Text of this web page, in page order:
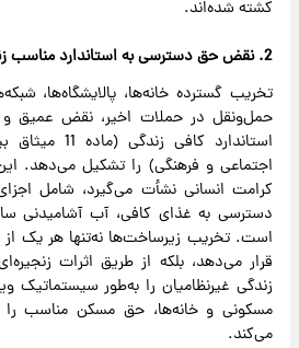
کشته شده‌اند.
2. نقض حق دسترسی به استاندارد مناسب زندگی
تخریب گسترده خانه‌ها، پالایشگاه‌ها،
حمل‌ونقل در حملات اخیر، نقض عمیق و
استاندارد
اجتماعی و فرهنگی) را تشکیل می‌دهد.
کرامت انسانی نشأت می‌گیرد، شامل
دسترسی به غذای کافی، آب آشامیدنی
است. تخریب زیرساخت‌ها نه‌تنها هر یک از
قرار می‌دهد، بلکه از طریق اثرات
زندگی غیرنظامیان را به‌طور سیستماتیک
مسکونی و خانه‌ها، حق مسکن مناسب
می‌کند.